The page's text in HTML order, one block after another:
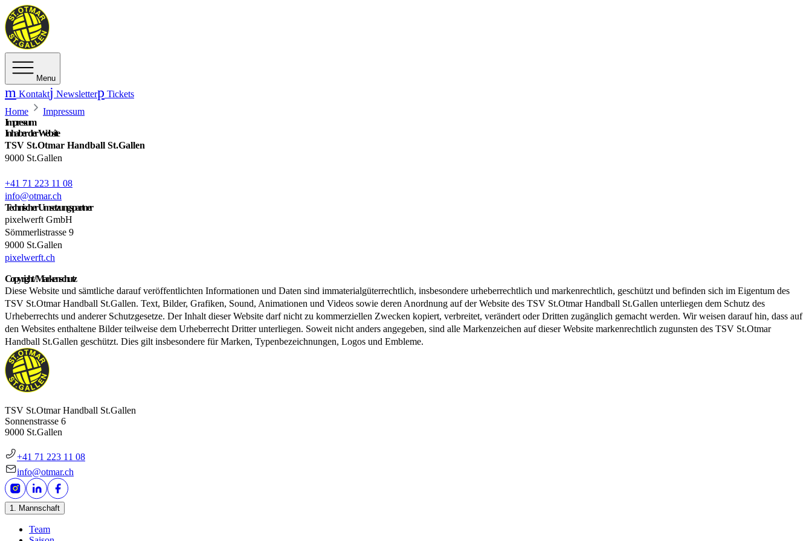
Menu
Kontakt Newsletter
Tickets
Home
Impressum
Impressum
Inhaber der Website
TSV St.Otmar Handball St.Gallen
9000 St.Gallen
+41 71 223 11 08
info@otmar.ch
Technischer Umsetzungspartner
pixelwerft GmbH
Sömmerlistrasse 9
9000 St.Gallen
pixelwerft.ch
Copyright / Markenschutz
Diese Website und sämtliche darauf veröffentlichten Informationen und Daten sind immaterialgüterrechtlich, insbesondere urheberrechtlich und markenrechtlich, geschützt und befinden sich im Eigentum des
TSV St.Otmar Handball St.Gallen. Text, Bilder, Grafiken, Sound, Animationen und Videos sowie deren Anordnung auf der Website des TSV St.Otmar Handball St.Gallen unterliegen dem Schutz des
Urheberrechts und anderer Schutzgesetze. Der Inhalt dieser Website darf nicht zu kommerziellen Zwecken kopiert, verbreitet, verändert oder Dritten zugänglich gemacht werden. Wir weisen darauf hin, dass auf
den Websites enthaltene Bilder teilweise dem Urheberrecht Dritter unterliegen. Soweit nicht anders angegeben, sind alle Markenzeichen auf dieser Website markenrechtlich zugunsten des TSV St.Otmar
Handball St.Gallen geschützt. Dies gilt insbesondere für Marken, Typenbezeichnungen, Logos und Embleme.
TSV St.Otmar Handball St.Gallen
Sonnenstrasse 6
9000 St.Gallen
+41 71 223 11 08
info@otmar.ch
1. Mannschaft
Team